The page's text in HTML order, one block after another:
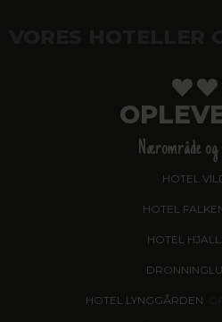
Nærområde og
HOTEL
HOTEL
HOTEL
HOTEL LYNGGÅRDEN